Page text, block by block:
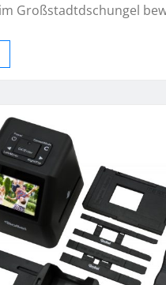
Großstadtdschungel